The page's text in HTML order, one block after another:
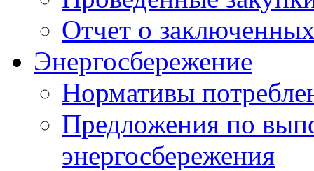
Отчет о
Энергосбережение
Нормативы
Предложения по
энергосбережения